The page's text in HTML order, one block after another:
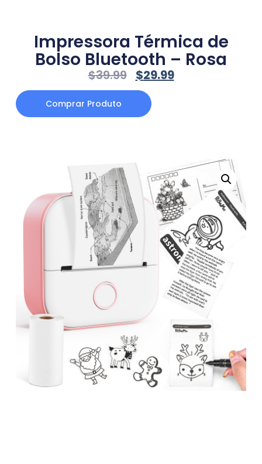
Impressora Térmica de
Bolso Bluetooth – Rosa
$39.99 $29.99
Comprar Produto